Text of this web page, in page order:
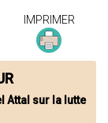
IMPRIMER
Attal sur la lutte